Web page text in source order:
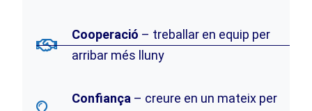
Cooperació – treballar en equip per
arribar més lluny
Confiança – creure en un mateix per